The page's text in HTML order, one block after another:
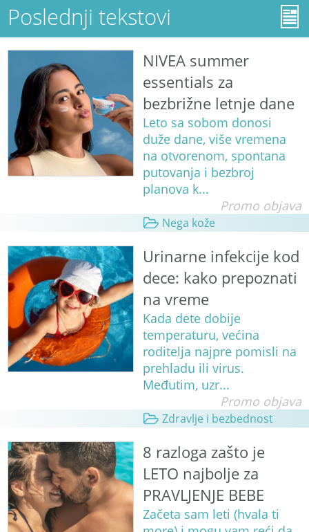
Poslednji tekstovi
NIVEA summer
essentials za
bezbrižne letnje dane
Leto sa sobom donosi
duže dane, više vremena
na otvorenom, spontana
putovanja i bezbroj
planova k...
Promo objava
Nega kože
Urinarne infekcije kod
dece: kako prepoznati
na vreme
Kada dete dobije
temperaturu, većina
roditelja najpre pomisli na
prehladu ili virus.
Međutim, uzr...
Promo objava
Zdravlje i bezbednost
8 razloga zašto je
LETO najbolje za
PRAVLJENJE BEBE
Začeta sam leti (hvala ti